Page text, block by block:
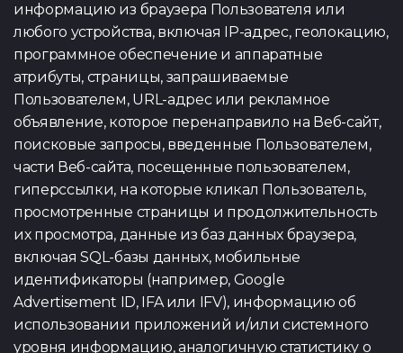
информацию из браузера Пользователя или
любого устройства, включая IP-адрес, геолокацию,
программное обеспечение и аппаратные
атрибуты, страницы, запрашиваемые
Пользователем, URL-адрес или рекламное
объявление, которое перенаправило на Веб-сайт,
поисковые запросы, введенные Пользователем,
части Веб-сайта, посещенные пользователем,
гиперссылки, на которые кликал Пользователь,
просмотренные страницы и продолжительность
их просмотра, данные из баз данных браузера,
включая SQL-базы данных, мобильные
идентификаторы (например, Google
Advertisement ID, IFA или IFV), информацию об
использовании приложений и/или системного
уровня информацию, аналогичную статистику о